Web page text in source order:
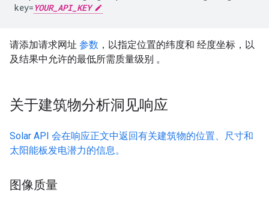
key= YOUR_API_KEY
请添加请求网址 参数 ，以指定位置的纬度和 经度坐标，以
及结果中允许的最低所需质量级别 。
关于建筑物分析洞见响应
Solar API 会在响应正文中返回有关建筑物的位置、尺寸和
太阳能板发电潜力的信息。
图像质量